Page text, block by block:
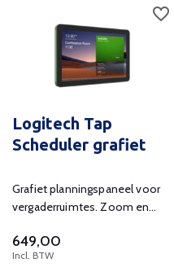
Logitech Tap
Scheduler grafiet
Grafiet planningspaneel voor
vergaderruimtes. Zoom en
gecertificeerd.
649,00
Incl. BTW